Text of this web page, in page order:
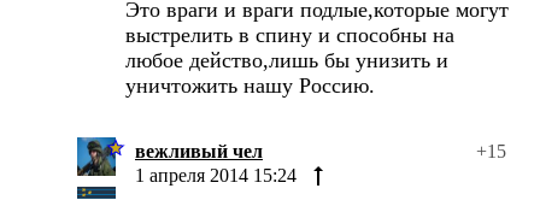
Это враги и враги подлые,которые могут
выстрелить в спину и способны на
любое действо,лишь бы унизить и
уничтожить нашу Россию.
вежливый чел
+15
1 апреля 2014 15:24